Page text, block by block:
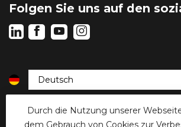
Folgen Sie uns auf den
Durch die Nutzung unserer
dem Gebrauch von Cookies zur